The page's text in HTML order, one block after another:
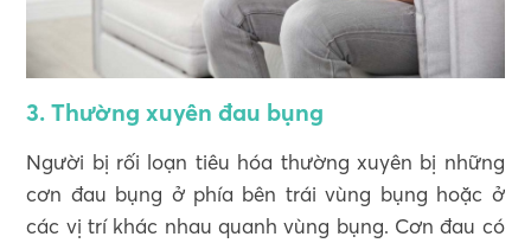
3. Thường xuyên đau bụng
Người bị rối loạn tiêu hóa thường xuyên bị những
cơn đau bụng ở phía bên trái vùng bụng hoặc ở
các vị trí khác nhau quanh vùng bụng. Cơn đau có